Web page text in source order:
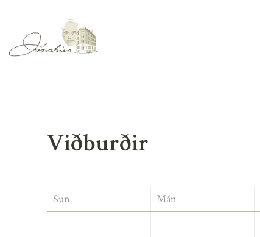
Viðburðir
Sun Mán